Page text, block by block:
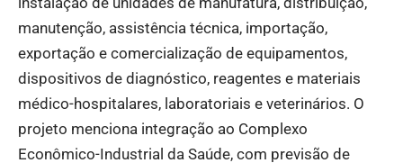
manutenção, assistência técnica, importação,
exportação e comercialização de equipamentos,
dispositivos de diagnóstico, reagentes e materiais
médico-hospitalares, laboratoriais e veterinários. O
projeto menciona integração ao Complexo
Econômico-Industrial da Saúde, com previsão de